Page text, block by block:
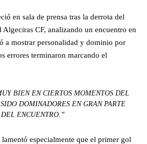
en sala de prensa tras la derrota del
CF, analizando un encuentro en
a mostrar personalidad y dominio por
errores terminaron marcando el
BIEN EN CIERTOS MOMENTOS DEL
DOMINADORES EN GRAN PARTE
DEL ENCUENTRO.”
especialmente que el primer gol